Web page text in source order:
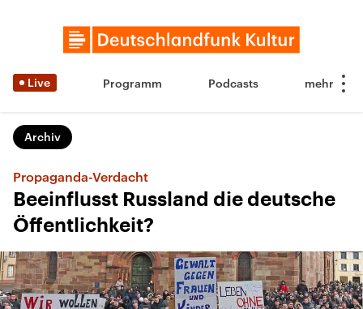
Live Programm Podcasts
Archiv
Propaganda-Verdacht
Beeinflusst Russland die deutsche
Öffentlichkeit?